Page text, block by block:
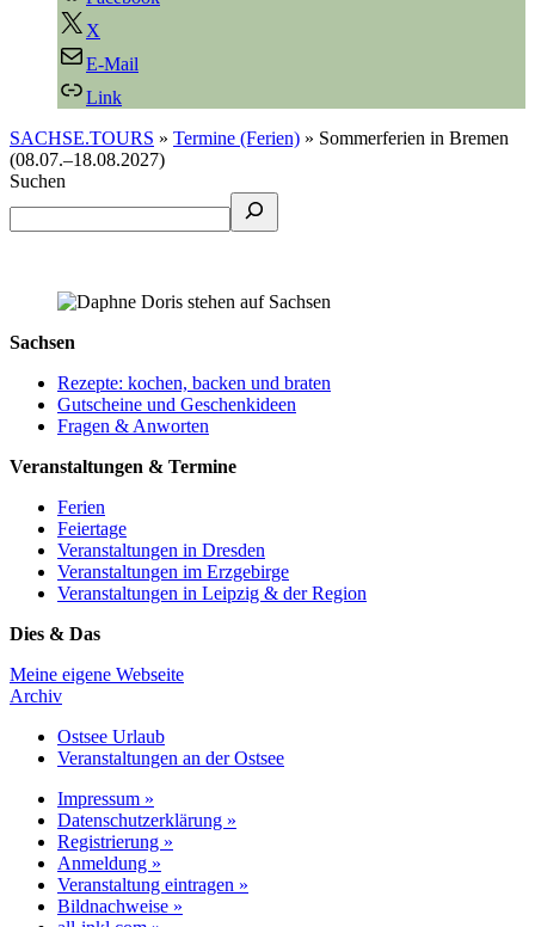
X
E-Mail
Link
SACHSE.TOURS » Termine (Ferien) » Sommerferien in Bremen
(08.07.–18.08.2027)
Suchen
Sachsen
Rezepte: kochen, backen und braten
Gutscheine und Geschenkideen
Fragen & Anworten
Veranstaltungen & Termine
Ferien
Feiertage
Veranstaltungen in Dresden
Veranstaltungen im Erzgebirge
Veranstaltungen in Leipzig & der Region
Dies & Das
Meine eigene Webseite
Archiv
Ostsee Urlaub
Veranstaltungen an der Ostsee
Impressum »
Datenschutzerklärung »
Registrierung »
Anmeldung »
Veranstaltung eintragen »
Bildnachweise »